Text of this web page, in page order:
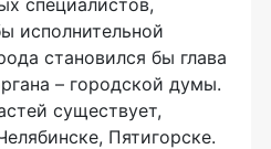
специалистов,
исполнительной
становился бы глава
– городской думы.
существует,
Пятигорске.